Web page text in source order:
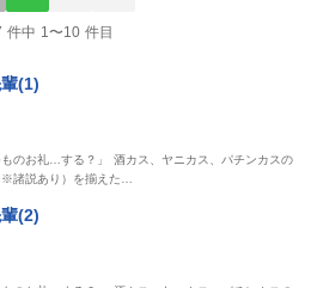
件中 1〜10 件目
(1)
ものお礼…する？」 酒カス、ヤニカス、パチンカスの
諸説あり）を揃えた…
(2)